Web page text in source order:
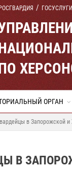
РОСГВАРДИЯ ГОСУСЛУГИ
ОРГАН
в Запорожской
В